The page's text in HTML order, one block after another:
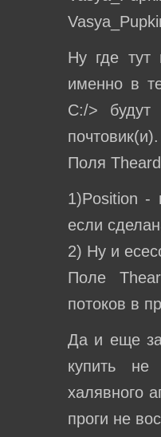
Ну где
именно в
С:/> будут
почтовик(и).
Поля
1)Position -
если
2) Ну и
Поле
потоков в
Да и еще
купить
халявного
проги не